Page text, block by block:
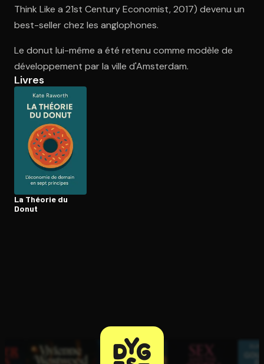
Think Like a 21st Century Economist, 2017) devenu un
best-seller chez les anglophones.
Le donut lui-même a été retenu comme modèle de
développement par la ville d'Amsterdam.
Livres
La Théorie du
Donut